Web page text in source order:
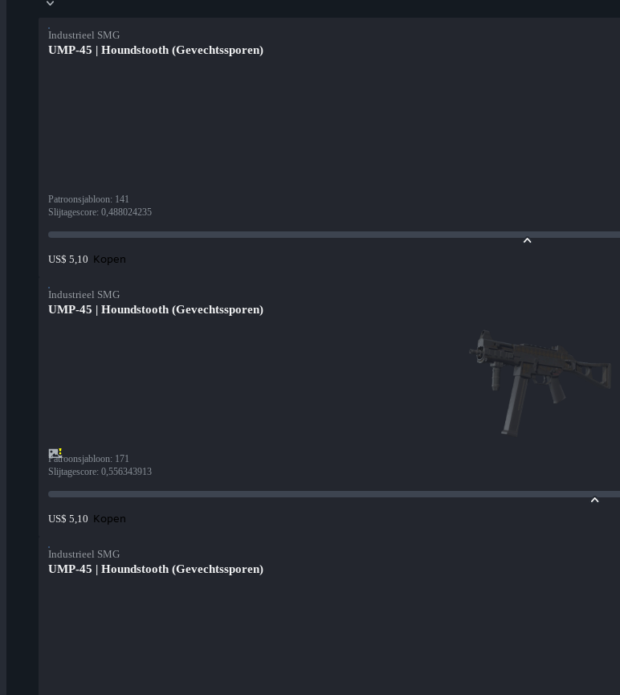
Industrieel SMG
UMP-45 | Houndstooth (Gevechtssporen)
Patroonsjabloon: 141
Slijtagescore: 0,488024235
US$ 5,10 Kopen
Industrieel SMG
UMP-45 | Houndstooth (Gevechtssporen)
Patroonsjabloon: 171
Slijtagescore: 0,556343913
US$ 5,10 Kopen
Industrieel SMG
UMP-45 | Houndstooth (Gevechtssporen)